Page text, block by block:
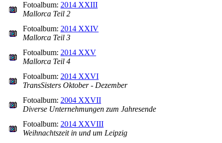
Fotoalbum: 2014 XXIII
Mallorca Teil 2
Fotoalbum: 2014 XXIV
Mallorca Teil 3
Fotoalbum: 2014 XXV
Mallorca Teil 4
Fotoalbum: 2014 XXVI
TransSisters Oktober - Dezember
Fotoalbum: 2004 XXVII
Diverse Unternehmungen zum Jahresende
Fotoalbum: 2014 XXVIII
Weihnachtszeit in und um Leipzig